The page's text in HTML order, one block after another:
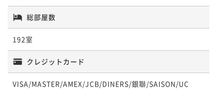
総部屋数
192室
クレジットカード
VISA/MASTER/AMEX/JCB/DINERS/銀聯/SAISON/UC